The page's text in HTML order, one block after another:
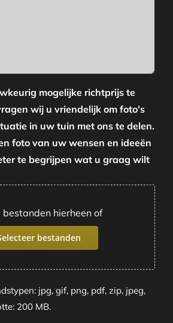
mogelijke richtprijs te
wij u vriendelijk om foto's
in uw tuin met ons te delen.
foto van uw wensen en ideeën
te begrijpen wat u graag wilt
bestanden hierheen of
bestanden
jpg, gif, png, pdf, zip, jpeg,
200 MB.